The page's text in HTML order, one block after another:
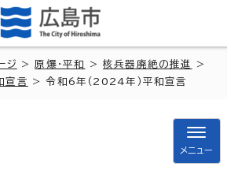
ジ >原爆・平和 >核兵器廃絶の推進
>
宣言 > 令和6年（2024年）平和宣言
メニュー